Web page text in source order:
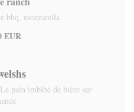
bbq, mozzarella
EUR
pain imbibé de bière sur